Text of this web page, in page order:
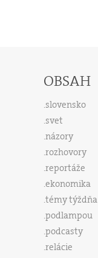
OBSAH
slovensko
svet
názory
rozhovory
reportáže
ekonomika
témy týždňa
podlampou
podcasty
relácie